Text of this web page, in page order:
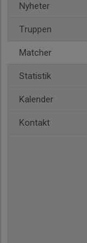
Nyheter
Truppen
Matcher
Statistik
Kalender
Kontakt